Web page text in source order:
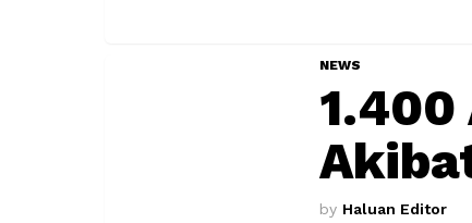
NEWS
1.400
by Haluan Editor